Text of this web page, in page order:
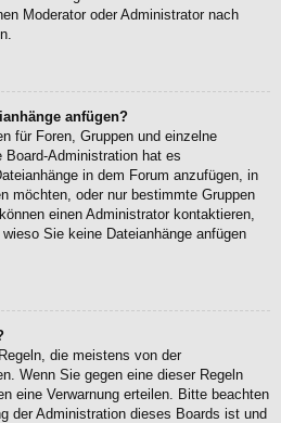
Moderator oder Administrator nach
anfügen?
für Foren, Gruppen und einzelne
Board-Administration hat es
in dem Forum anzufügen, in
möchten, oder nur bestimmte Gruppen
einen Administrator kontaktieren,
Sie keine Dateianhänge anfügen
die meistens von der
Wenn Sie gegen eine dieser Regeln
eine Verwarnung erteilen. Bitte beachten
der Administration dieses Boards ist und